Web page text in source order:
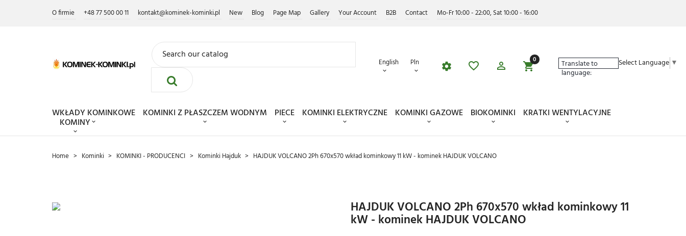
O firmie +48 77 500 00 11 kontakt@kominek-kominki.pl New Blog Page Map Gallery Your Account B2B Contact Mo-Fr 10:00 - 22:00, Sat 10:00 - 16:00
english pln 0 Translate to
language:
Select Language ▼
WKŁADY KOMINKOWE KOMINKI Z PŁASZCZEM WODNYM PIECE KOMINKI ELEKTRYCZNE KOMINKI GAZOWE BIOKOMINKI KRATKI WENTYLACYJNE
KOMINY
Home Kominki KOMINKI - PRODUCENCI Kominki Hajduk HAJDUK VOLCANO 2Ph 670x570 wkład kominkowy 11 kW - kominek HAJDUK VOLCANO
HAJDUK VOLCANO 2Ph 670x570 wkład kominkowy 11
kW - kominek HAJDUK VOLCANO